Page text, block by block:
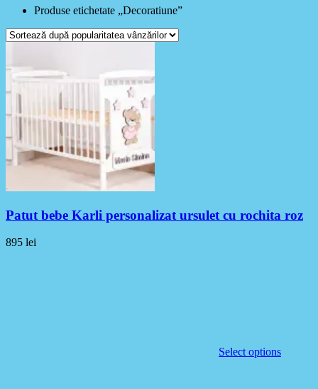
Produse etichetate „Decoratiune”
Patut bebe Karli personalizat ursulet cu rochita roz
895 lei
Select options